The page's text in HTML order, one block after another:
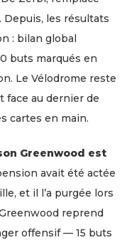
Depuis, les résultats
: bilan global
buts marqués en
Le Vélodrome reste
face au dernier de
cartes en main.
Greenwood est
avait été actée
et il l’a purgée lors
reprend
offensif — 15 buts